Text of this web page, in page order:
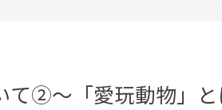
て②～「愛玩動物」